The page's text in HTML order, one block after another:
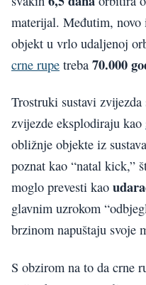
materijal. Međutim,
objekt u vrlo udaljenoj
crne rupe treba 70.000
Trostruki sustavi
zvijezde eksplodiraju kao
obližnje objekte iz
poznat kao “natal kick,”
moglo prevesti kao
glavnim uzrokom
brzinom napuštaju svoje
S obzirom na to da crne